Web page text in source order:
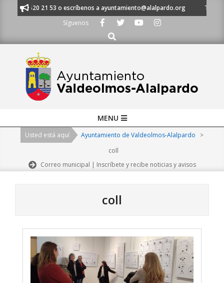
al 91 620 21 53 o escríbenos a ayuntamiento@alalpardo.org
TE
Síguenos
Buscar
Navigation
MENU
Usted está aquí Ayuntamiento de Valdeolmos-Alalpardo
>
coll
Correo municipal | Inscríbete y recibe noticias y avisos
coll